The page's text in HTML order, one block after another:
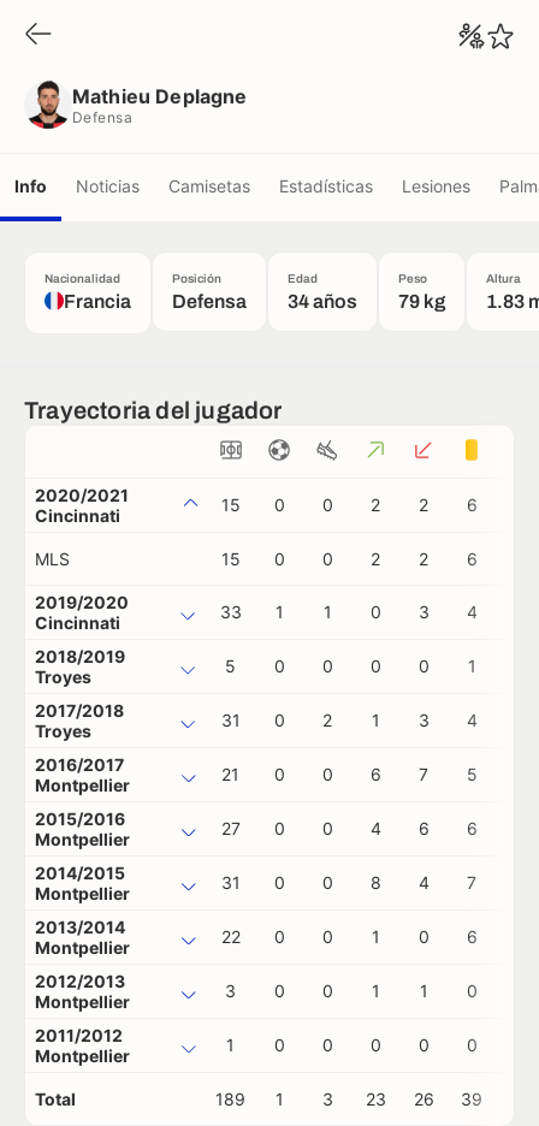
Mathieu Deplagne
Defensa
Info Noticias Camisetas Estadísticas Lesiones
Nacionalidad
Francia
Posición
Defensa
Edad
34 años
Peso
79 kg
Altura
1.83
Trayectoria del jugador
2020/2021
Cincinnati
15 0 0 2 2 6
MLS 15 0 0 2 2 6
2019/2020
Cincinnati
33 1 1 0 3 4
2018/2019
Troyes
5 0 0 0 0 1
2017/2018
Troyes
31 0 2 1 3 4
2016/2017
Montpellier
21 0 0 6 7 5
2015/2016
Montpellier
27 0 0 4 6 6
2014/2015
Montpellier
31 0 0 8 4 7
2013/2014
Montpellier
22 0 0 1 0 6
2012/2013
Montpellier
3 0 0 1 1 0
2011/2012
Montpellier
1 0 0 0 0 0
Total 189 1 3 23 26 39